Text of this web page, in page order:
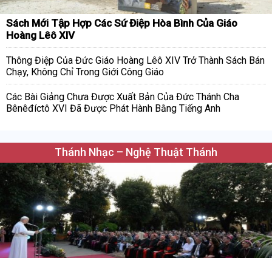
Sách Mới Tập Hợp Các Sứ Điệp Hòa Bình Của Giáo
Hoàng Lêô XIV
Thông Điệp Của Đức Giáo Hoàng Lêô XIV Trở Thành Sách Bán
Chạy, Không Chỉ Trong Giới Công Giáo
Các Bài Giảng Chưa Được Xuất Bản Của Đức Thánh Cha
Bênêđíctô XVI Đã Được Phát Hành Bằng Tiếng Anh
Thánh Nhạc – Nghệ Thuật Thánh